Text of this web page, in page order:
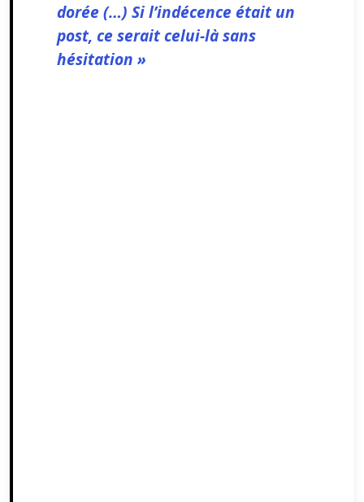
dorée (…) Si l’indécence était un
post, ce serait celui-là sans
hésitation »